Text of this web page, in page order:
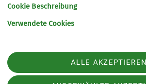
In der Regel findet jeden
im Monat eine Wanderung
Die Leitung der Gruppe
Siefert inne, vertreten wird
Margret König.
Sektion Ebingen des Deutschen Alpenvereins e.V.
Telefon +4974313480
Cookie Beschreibung
Verwendete Cookies
ALLE AKZEPTIEREN